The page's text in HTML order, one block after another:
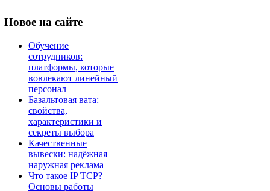
Новое на сайте
Обучение
сотрудников:
платформы, которые
вовлекают линейный
персонал
Базальтовая вата:
свойства,
характеристики и
секреты выбора
Качественные
вывески: надёжная
наружная реклама
Что такое IP TCP?
Основы работы